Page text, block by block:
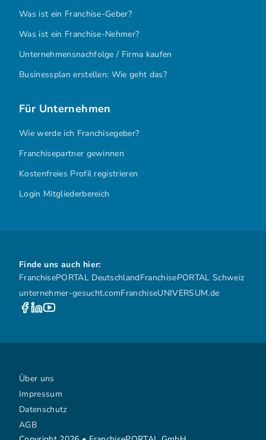
Was ist ein Franchise-Geber?
Was ist ein Franchise-Nehmer?
Unternehmensnachfolge / Firma kaufen
Businessplan erstellen: Wie geht das?
Für Unternehmen
Wie werde ich Franchisegeber?
Franchisepartner gewinnen
Kostenfreies Profil registrieren
Login Mitgliederbereich
Finde uns auch hier:
FranchisePORTAL DeutschlandFranchisePORTAL Schweiz
unternehmer-gesucht.comFranchiseUNIVERSUM.de
Über uns
Impressum
Datenschutz
AGB